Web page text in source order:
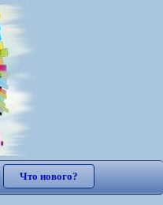
Что нового?